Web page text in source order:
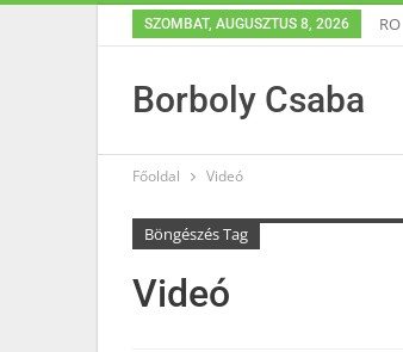
SZOMBAT, AUGUSZTUS 8, 2026 RO
Borboly Csaba
Főoldal Videó
Böngészés Tag
Videó